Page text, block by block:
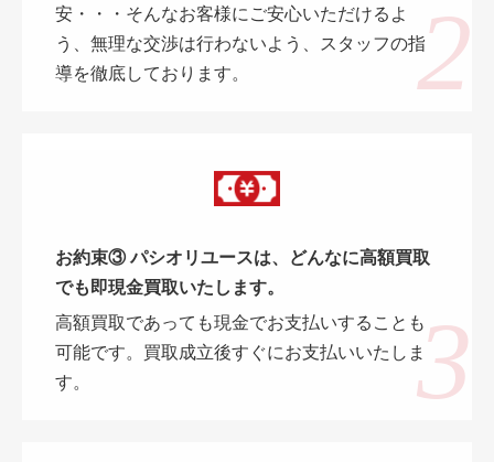
安・・・そんなお客様にご安心いただけるよ
う、無理な交渉は行わないよう、スタッフの指
導を徹底しております。
お約束③ パシオリユースは、どんなに高額買取
でも即現金買取いたします。
高額買取であっても現金でお支払いすることも
可能です。買取成立後すぐにお支払いいたしま
す。